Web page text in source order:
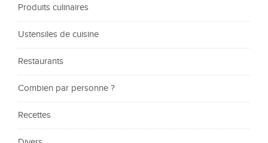
Produits culinaires
Ustensiles de cuisine
Restaurants
Combien par personne ?
Recettes